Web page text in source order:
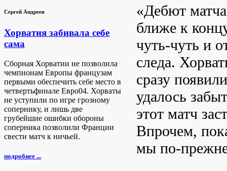
Сергей Андреев
Хорватия забивала себе
сама
Сборная Хорватии не позволила
чемпионам Европы французам
первыми обеспечить себе место в
четвертьфинале Евро04. Хорваты
не уступили по игре грозному
сопернику, и лишь две
грубейшие ошибки обороны
соперника позволили Франции
свести матч к ничьей.
подробнее ...
«Дебют
ближе к
чуть-чуть и
следа.
сразу
удалось
этот матч
Впрочем,
мы по-